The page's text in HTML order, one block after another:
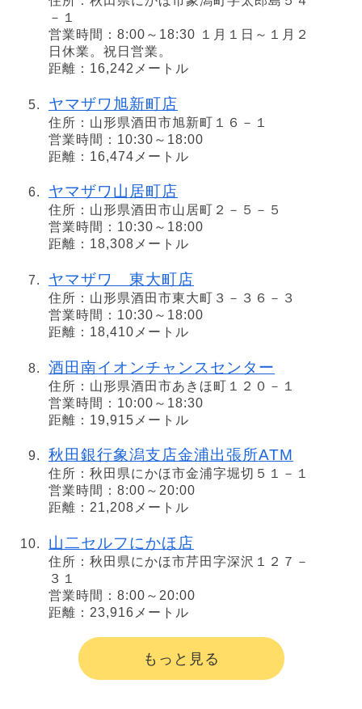
－１
営業時間：8:00～18:30 １月１日～１月２
日休業。祝日営業。
距離：16,242メートル
ヤマザワ旭新町店
住所：山形県酒田市旭新町１６－１
営業時間：10:30～18:00
距離：16,474メートル
ヤマザワ山居町店
住所：山形県酒田市山居町２－５－５
営業時間：10:30～18:00
距離：18,308メートル
ヤマザワ 東大町店
住所：山形県酒田市東大町３－３６－３
営業時間：10:30～18:00
距離：18,410メートル
酒田南イオンチャンスセンター
住所：山形県酒田市あきほ町１２０－１
営業時間：10:00～18:30
距離：19,915メートル
秋田銀行象潟支店金浦出張所ATM
住所：秋田県にかほ市金浦字堀切５１－１
営業時間：8:00～20:00
距離：21,208メートル
山二セルフにかほ店
住所：秋田県にかほ市芹田字深沢１２７－
３１
営業時間：8:00～20:00
距離：23,916メートル
もっと見る